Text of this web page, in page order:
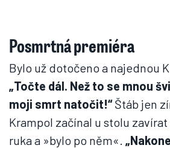
Posmrtná premiéra
Bylo už dotočeno a najednou
„Točte dál. Než to se mnou
moji smrt natočit!“Štáb jen
Krampol začínal u stolu
ruka a »bylo po něm«.